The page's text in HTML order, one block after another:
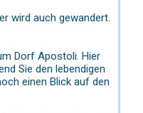
wird auch gewandert.
Dorf Apostoli. Hier
Sie den lebendigen
einen Blick auf den